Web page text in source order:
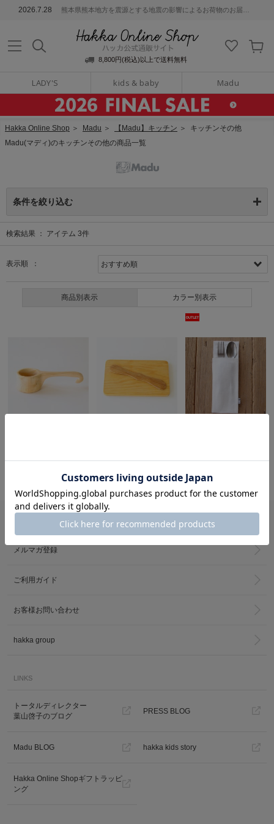
2026.7.28 熊本県熊本地方を震源とする地震の影響によるお荷物のお届けについて
8,800円(税込)以上で送料無料
LADY'S kids & baby Madu
通販サイト
Hakka Online Shop ＞ Madu ＞ 【Madu】キッチン ＞ キッチンその他
Madu(マディ)のキッチンその他の商品一覧
条件を絞り込む
検索結果 ： アイテム 3件
表示順 ：
商品別表示 カラー別表示
715円(税込)
ガイド・その他
メルマガ登録
ご利用ガイド
お客様お問い合わせ
hakka group
LINKS
トータルディレクター
葉山啓子のブログ
PRESS BLOG
Madu BLOG hakka kids story
Hakka Online Shopギフトラッピ
ング